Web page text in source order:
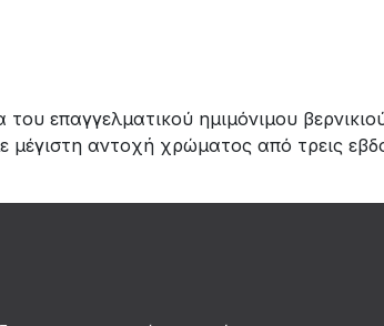
επαγγελματικού ημιμόνιμου
μέγιστη αντοχή χρώματος από τρεις